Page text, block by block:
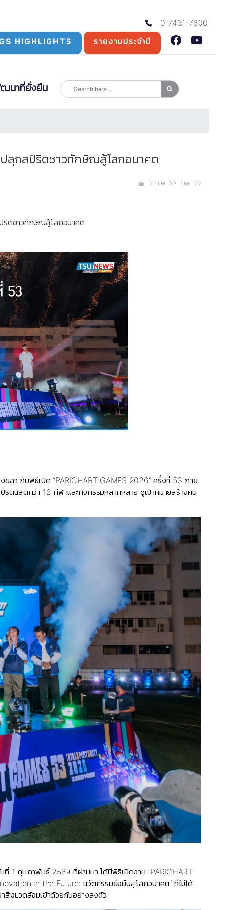
0-7431-7600
HIGHLIGHTS รายงานประจำปี
ฒนาที่ยั่งยืน
ลุกสปิริตชาวทักษิณสู้โลกอนาคต
2 ก.พ. 69 / 127
ริตชาวทักษิณสู้โลกอนาคต
า กับพิธีเปิด “PARICHART GAMES 2026” ครั้งที่ 53 ภาย
ตนิสิตกว่า 12 กีฬาและกิจกรรมหลากหลาย ชูเป้าหมายสร้างคน
1 กุมภาพันธ์ 2569 ที่ผ่านมา ได้มีพิธีเปิดงาน “PARICHART
in the Future: นวัตกรรมยั่งยืนสู่โลกอนาคต” ที่ไม่ได้
สิ่งแวดล้อมเข้าด้วยกันอย่างลงตัว